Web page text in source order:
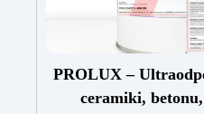
PROLUX –
ceramiki,